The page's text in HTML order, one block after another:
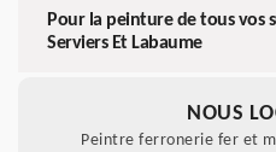
Pour la peinture de tous vos
Serviers Et Labaume
NOUS
Peintre ferronerie fer et